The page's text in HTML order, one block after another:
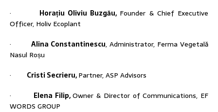
· Horațiu Oliviu Buzgău, Founder & Chief Executive
Officer, Holiv Ecoplant
· Alina Constantinescu, Administrator, Ferma Vegetală
Nasul Roșu
· Cristi Secrieru,Partner, ASP Advisors
· Elena Filip,Owner & Director of Communications, EF
WORDS GROUP